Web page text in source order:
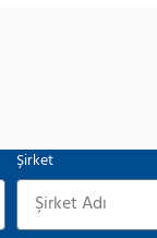
Şirket